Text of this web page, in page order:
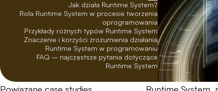
Jak działa Runtime System?
Rola Runtime System w procesie tworzenia
oprogramowania
Przykłady różnych typów Runtime System
Znaczenie i korzyści zrozumienia działania
Runtime System w programowaniu
FAQ – najczęstsze pytania dotyczące
Runtime System